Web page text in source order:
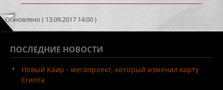
Обновлено ( 13.09.2017 14:00 )
ПОСЛЕДНИЕ НОВОСТИ
Новый Каир - мегапроект, который изменил карту
Египта